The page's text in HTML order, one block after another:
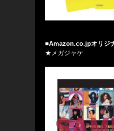
■Amazon.co.jpオリジ
★メガジャケ